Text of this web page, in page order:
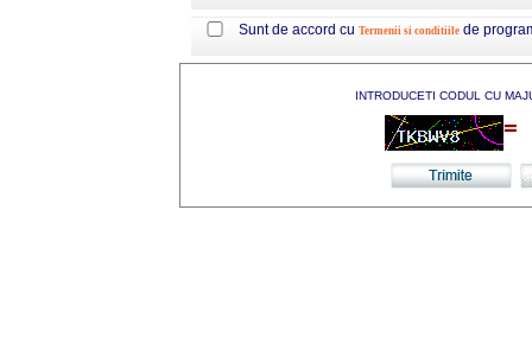
Sunt de accord cu Termenii si conditiile de
INTRODUCETI CODUL CU
=